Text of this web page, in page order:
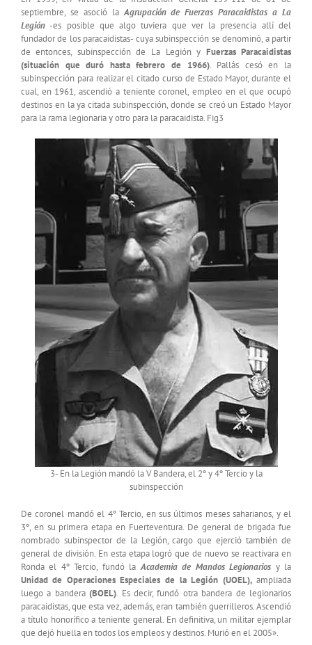
septiembre, se asoció laAgrupación de Fuerzas Paracaidistas a La
Legión-es posible que algo tuviera que ver la presencia allí del
fundador de los paracaidistas- cuya subinspección se denominó, a partir
de entonces, subinspección de La Legión y Fuerzas Paracaidistas
(situación que duró hasta febrero de 1966). Pallás cesó en la
subinspección para realizar el citado curso de Estado Mayor, durante el
cual, en 1961, ascendió a teniente coronel, empleo en el que ocupó
destinos en la ya citada subinspección, donde se creó un Estado Mayor
para la rama legionaria y otro para la paracaidista. Fig3
3- En la Legión mandó la V Bandera, el 2º y 4º Tercio y la
subinspección
De coronel mandó el 4º Tercio, en sus últimos meses saharianos, y el
3º, en su primera etapa en Fuerteventura. De general de brigada fue
nombrado subinspector de la Legión, cargo que ejerció también de
general de división. En esta etapa logró que de nuevo se reactivara en
Ronda el 4º Tercio, fundó laAcademia de Mandos Legionarios y la
Unidad de Operaciones Especiales de la Legión (UOEL),ampliada
luego a bandera(BOEL). Es decir, fundó otra bandera de legionarios
paracaidistas, que esta vez, además, eran también guerrilleros. Ascendió
a título honorífico a teniente general. En definitiva, un militar ejemplar
que dejó huella en todos los empleos y destinos. Murió en el 2005».